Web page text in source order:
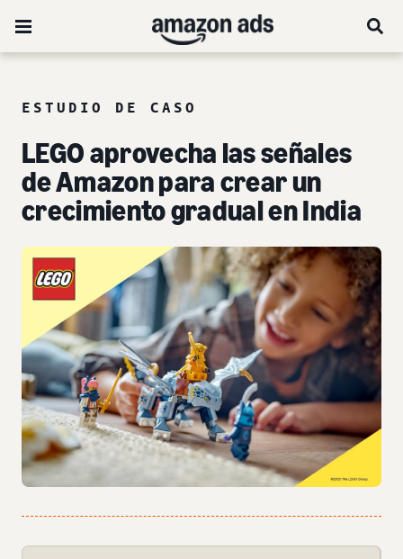
ESTUDIO DE CASO
LEGO aprovecha las señales
de Amazon para crear un
crecimiento gradual en India